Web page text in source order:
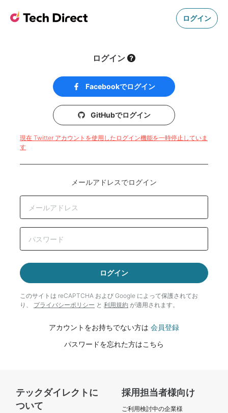
ログイン
ログイン
Facebookでログイン
GitHubでログイン
現在 Twitter アカウントを使用したログイン機能を一時停止していま
す
メールアドレスでログイン
ログイン
このサイトは reCAPTCHA および Google によって保護されてお
り、 プライバシーポリシー と 利用規約 が適用されます。
アカウントをお持ちでない方は 会員登録
パスワードを忘れた方はこちら
テックダイレクトに
ついて
採用担当者様向け
ご利用検討中の企業様